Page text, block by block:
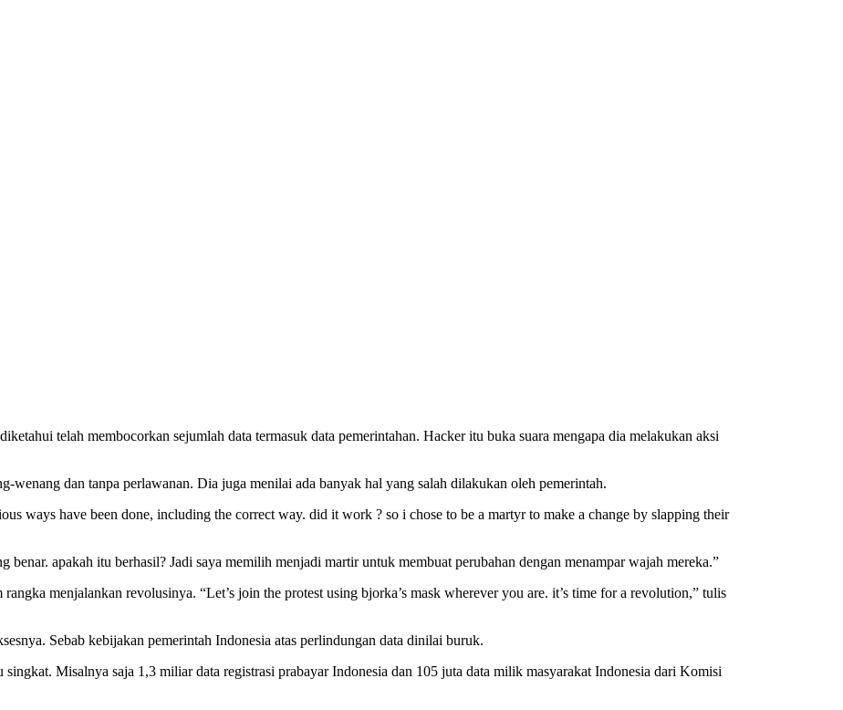
telah membocorkan sejumlah data termasuk data pemerintahan. Hacker itu buka suara mengapa dia melakukan aksi
wenang dan tanpa perlawanan. Dia juga menilai ada banyak hal yang salah dilakukan oleh pemerintah.
ways have been done, including the correct way. did it work ? so i chose to be a martyr to make a change by slapping their
benar. apakah itu berhasil? Jadi saya memilih menjadi martir untuk membuat perubahan dengan menampar wajah mereka.”
menjalankan revolusinya. “Let’s join the protest using bjorka’s mask wherever you are. it’s time for a revolution,” tulis
Sebab kebijakan pemerintah Indonesia atas perlindungan data dinilai buruk.
Misalnya saja 1,3 miliar data registrasi prabayar Indonesia dan 105 juta data milik masyarakat Indonesia dari Komisi